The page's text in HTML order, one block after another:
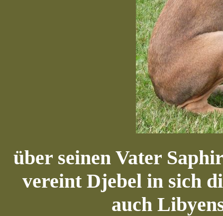
über seinen Vater
vereint Djebel in sich
auch